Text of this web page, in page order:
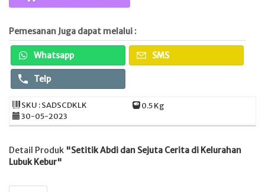
Pemesanan Juga dapat melalui :
Whatsapp SMS
Telp
SKU : SADSCDKLK
0.5 Kg
30-05-2023
Detail Produk "Setitik Abdi dan Sejuta Cerita di Kelurahan
Lubuk Kebur"